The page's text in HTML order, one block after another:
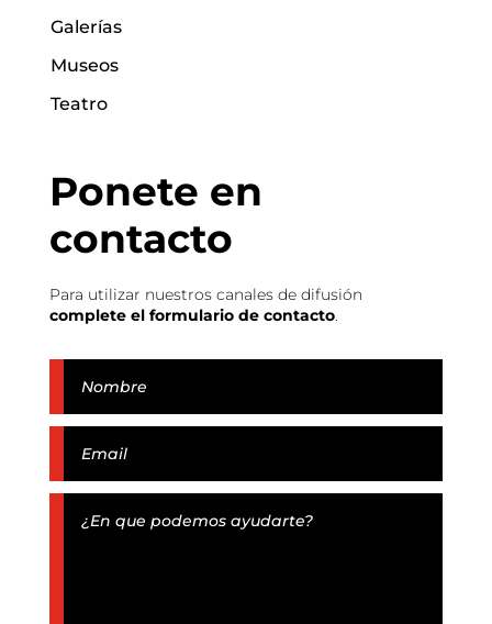
Galerías
Museos
Teatro
Ponete en
contacto
Para utilizar nuestros canales de difusión
complete el formulario de contacto.